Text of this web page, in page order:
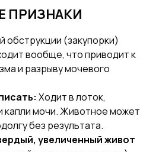
ПРИЗНАКИ
обструкции (закупорки)
вообще, что приводит к
и разрыву мочевого
Ходит в лоток,
капли мочи. Животное может
без результата.
увеличенный живот